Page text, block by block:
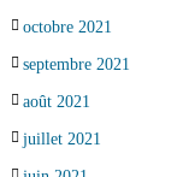
octobre 2021
septembre 2021
août 2021
juillet 2021